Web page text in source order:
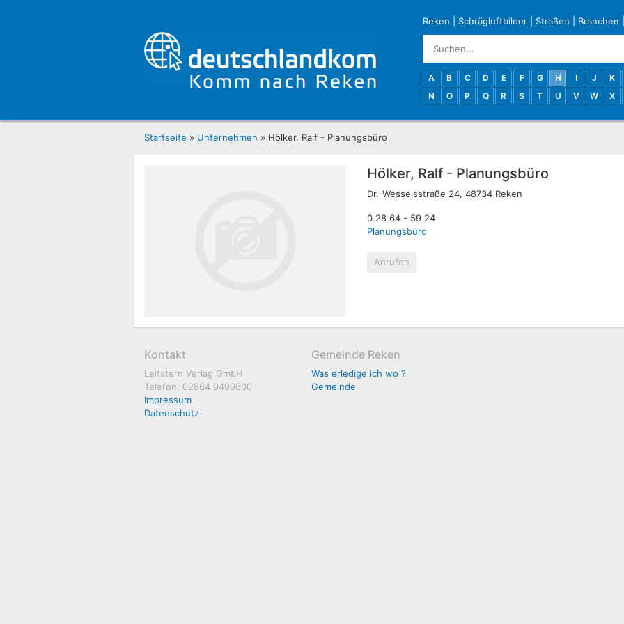
Reken Schrägluftbilder Straßen Branchen
A B C D E F G H I J K
N
O P Q R S T U V W X
Startseite » Unternehmen » Hölker, Ralf - Planungsbüro
Hölker, Ralf - Planungsbüro
Dr.-Wesselsstraße 24, 48734 Reken
0 28 64 - 59 24
Planungsbüro
Anrufen
Kontakt
Leitstern Verlag GmbH
Telefon: 02864 9499600
Impressum
Datenschutz
Gemeinde Reken
Was erledige ich wo ?
Gemeinde